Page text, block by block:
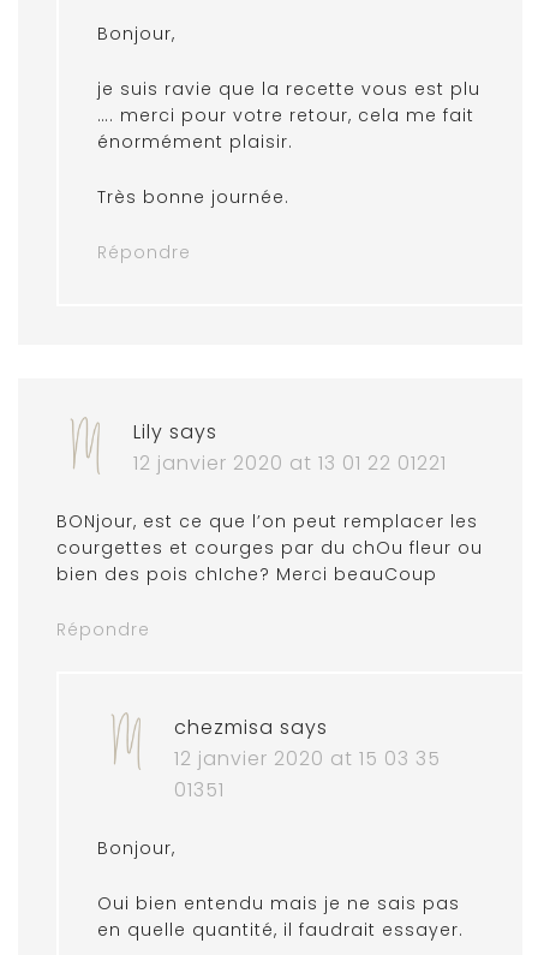
Bonjour,
je suis ravie que la recette vous est plu
…. merci pour votre retour, cela me fait
énormément plaisir.
Très bonne journée.
Répondre
Lily says
12 janvier 2020 at 13 01 22 01221
BONjour, est ce que l’on peut remplacer les
courgettes et courges par du chOu fleur ou
bien des pois chIche? Merci beauCoup
Répondre
chezmisa says
12 janvier 2020 at 15 03 35
01351
Bonjour,
Oui bien entendu mais je ne sais pas
en quelle quantité, il faudrait essayer.